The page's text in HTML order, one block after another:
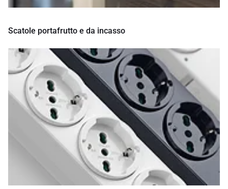
Scatole portafrutto e da incasso